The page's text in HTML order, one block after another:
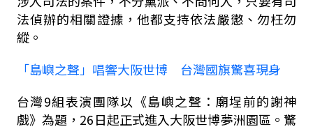
法偵辦的相關證據，他都支持依法嚴懲、勿枉勿
縱。
「島嶼之聲」唱響大阪世博 台灣國旗驚喜現身
台灣9組表演團隊以《島嶼之聲：廟埕前的謝神
戲》為題， 26日起正式進入大阪世博夢洲園區。驚